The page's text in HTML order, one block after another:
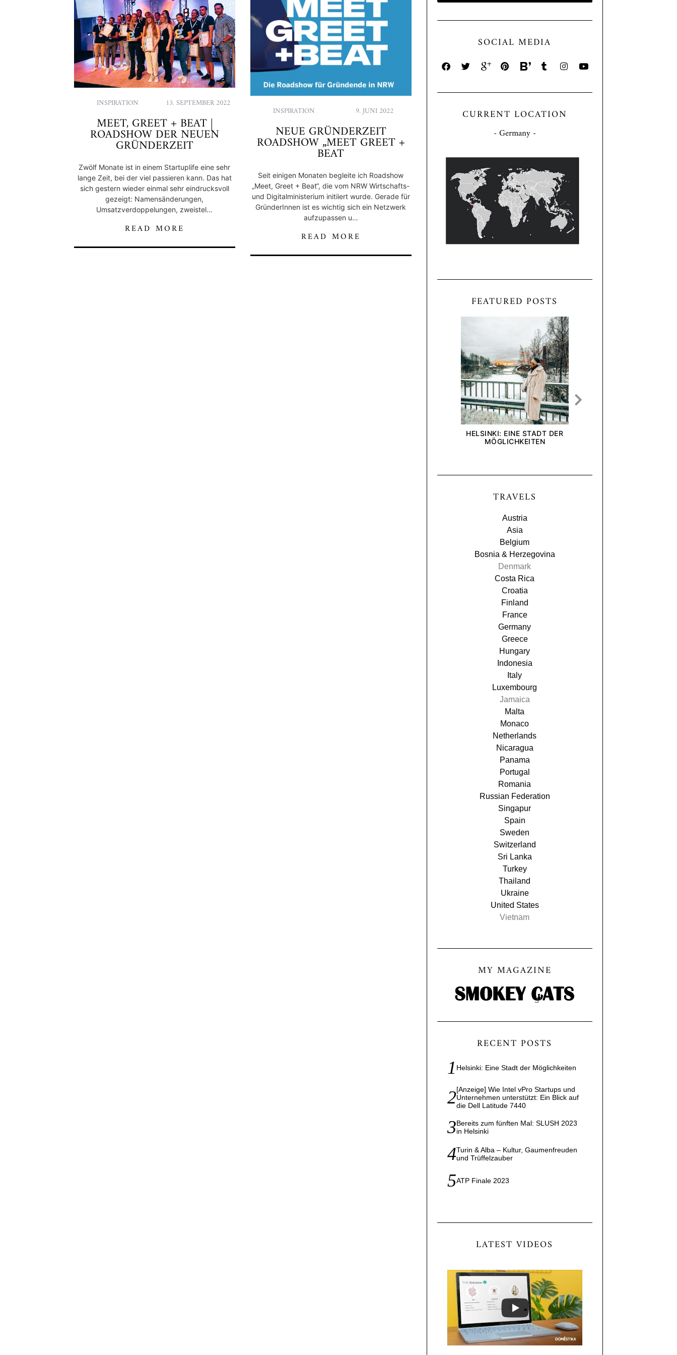
INSPIRATION 13. SEPTEMBER 2022
MEET, GREET + BEAT |
ROADSHOW DER NEUEN
GRÜNDERZEIT
Zwölf Monate ist in einem Startuplife eine sehr
lange Zeit, bei der viel passieren kann. Das hat
sich gestern wieder einmal sehr eindrucksvoll
gezeigt: Namensänderungen,
Umsatzverdoppelungen, zweistel…
READ MORE
INSPIRATION 9. JUNI 2022
NEUE GRÜNDERZEIT
ROADSHOW „MEET GREET +
BEAT
Seit einigen Monaten begleite ich Roadshow
„Meet, Greet + Beat“, die vom NRW Wirtschafts-
und Digitalministerium initiiert wurde. Gerade für
GründerInnen ist es wichtig sich ein Netzwerk
aufzupassen u…
READ MORE
SOCIAL MEDIA
CURRENT LOCATION
- Germany -
FEATURED POSTS
HELSINKI: EINE STADT DER
MÖGLICHKEITEN
TRAVELS
Austria
Asia
Belgium
Bosnia & Herzegovina
Denmark
Costa Rica
Croatia
Finland
France
Germany
Greece
Hungary
Indonesia
Italy
Luxembourg
Jamaica
Malta
Monaco
Netherlands
Nicaragua
Panama
Portugal
Romania
Russian Federation
Singapur
Spain
Sweden
Switzerland
Sri Lanka
Turkey
Thailand
Ukraine
United States
Vietnam
MY MAGAZINE
RECENT POSTS
Helsinki: Eine Stadt der Möglichkeiten
[Anzeige] Wie Intel vPro Startups und
Unternehmen unterstützt: Ein Blick auf
die Dell Latitude 7440
Bereits zum fünften Mal: SLUSH 2023
in Helsinki
Turin & Alba – Kultur, Gaumenfreuden
und Trüffelzauber
ATP Finale 2023
LATEST VIDEOS